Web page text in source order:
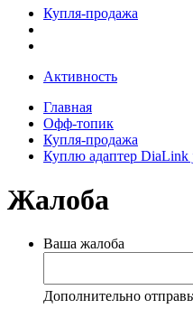
Купля-продажа
Активность
Главная
Офф-топик
Купля-продажа
Куплю адаптер DiaLink
Жалоба
Ваша жалоба
Дополнительно